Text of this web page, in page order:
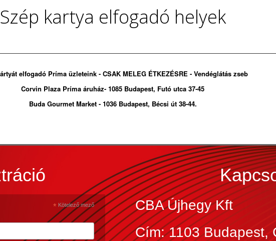
Szép kartya elfogadó helyek
elfogadó Príma üzleteink - CSAK MELEG ÉTKEZÉSRE - Vendéglátás zseb
Corvin Plaza Príma áruház- 1085 Budapest, Futó utca 37-45
Buda Gourmet Market - 1036 Budapest, Bécsi út 38-44.
* Kötelező mező
CBA Újhegy Kft
Cím: 1103 Budapest,